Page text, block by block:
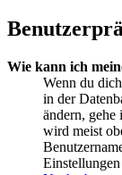
Wie kann ich
Wenn du
in der
ändern, gehe
wird meist